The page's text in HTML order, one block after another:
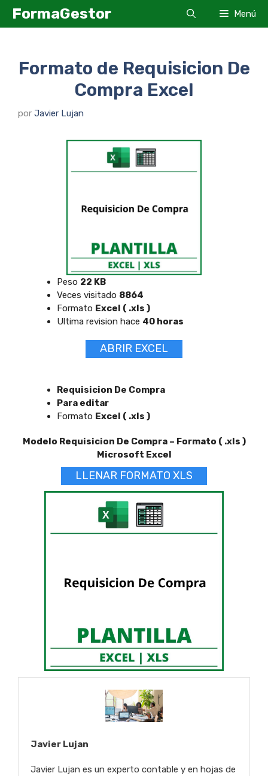
SaltarFormaGestor Menú
Formato de Requisicion De
Compra Excel
por Javier Lujan
Peso 22 KB
Veces visitado 8864
Formato Excel ( .xls )
Ultima revision hace 40 horas
ABRIR EXCEL
Requisicion De Compra
Para editar
Formato Excel ( .xls )
Modelo Requisicion De Compra – Formato ( .xls )
Microsoft Excel
LLENAR FORMATO XLS
Javier Lujan
Javier Lujan es un experto contable y en hojas de